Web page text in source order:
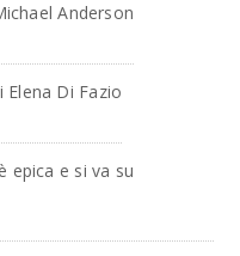
Anderson
Elena Di Fazio
epica e si va su